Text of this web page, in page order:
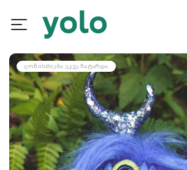
ᲦᲝᲜᲘᲡᲫᲘᲔᲑᲐ ᲣᲙᲕᲔ ᲩᲐᲢᲐᲠᲓᲐ